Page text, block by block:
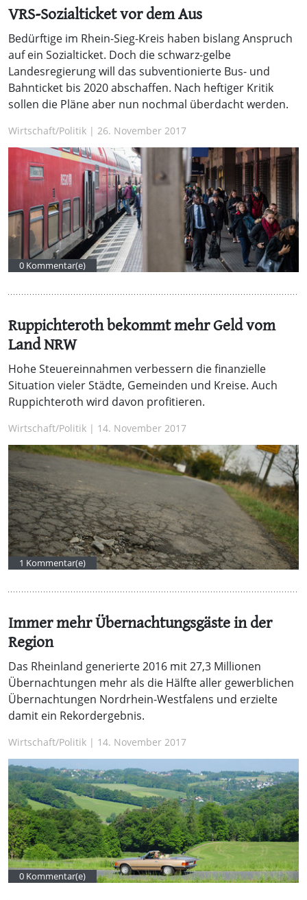
VRS-Sozialticket vor dem Aus
Bedürftige im Rhein-Sieg-Kreis haben bislang Anspruch
auf ein Sozialticket. Doch die schwarz-gelbe
Landesregierung will das subventionierte Bus- und
Bahnticket bis 2020 abschaffen. Nach heftiger Kritik
sollen die Pläne aber nun nochmal überdacht werden.
Wirtschaft/Politik | 26. November 2017
0 Kommentar(e)
Ruppichteroth bekommt mehr Geld vom
Land NRW
Hohe Steuereinnahmen verbessern die finanzielle
Situation vieler Städte, Gemeinden und Kreise. Auch
Ruppichteroth wird davon profitieren.
Wirtschaft/Politik | 14. November 2017
1 Kommentar(e)
Immer mehr Übernachtungsgäste in der
Region
Das Rheinland generierte 2016 mit 27,3 Millionen
Übernachtungen mehr als die Hälfte aller gewerblichen
Übernachtungen Nordrhein-Westfalens und erzielte
damit ein Rekordergebnis.
Wirtschaft/Politik | 14. November 2017
0 Kommentar(e)